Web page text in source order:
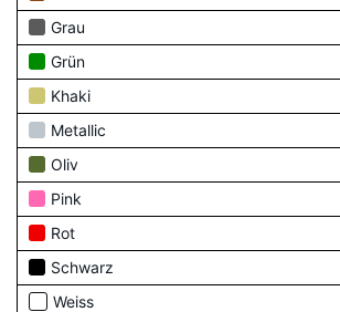
Grau
Grün
Khaki
Metallic
Oliv
Pink
Rot
Schwarz
Weiss